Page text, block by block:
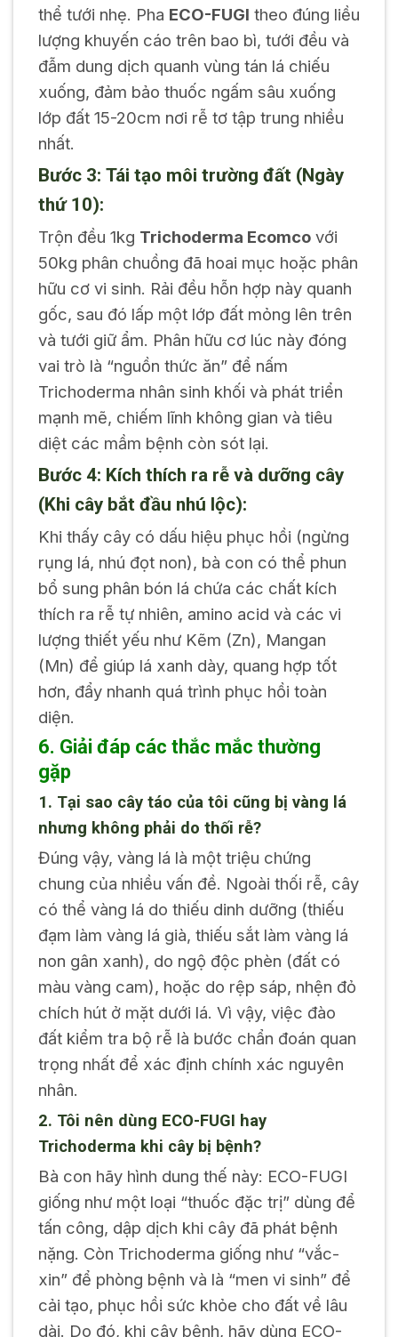
thể tưới nhẹ. Pha ECO-FUGI theo đúng liều
lượng khuyến cáo trên bao bì, tưới đều và
đẫm dung dịch quanh vùng tán lá chiếu
xuống, đảm bảo thuốc ngấm sâu xuống
lớp đất 15-20cm nơi rễ tơ tập trung nhiều
nhất.
Bước 3: Tái tạo môi trường đất (Ngày
thứ 10):
Trộn đều 1kg Trichoderma Ecomcovới
50kg phân chuồng đã hoai mục hoặc phân
hữu cơ vi sinh. Rải đều hỗn hợp này quanh
gốc, sau đó lấp một lớp đất mỏng lên trên
và tưới giữ ẩm. Phân hữu cơ lúc này đóng
vai trò là “nguồn thức ăn” để nấm
Trichoderma nhân sinh khối và phát triển
mạnh mẽ, chiếm lĩnh không gian và tiêu
diệt các mầm bệnh còn sót lại.
Bước 4: Kích thích ra rễ và dưỡng cây
(Khi cây bắt đầu nhú lộc):
Khi thấy cây có dấu hiệu phục hồi (ngừng
rụng lá, nhú đọt non), bà con có thể phun
bổ sung phân bón lá chứa các chất kích
thích ra rễ tự nhiên, amino acid và các vi
lượng thiết yếu như Kẽm (Zn), Mangan
(Mn) để giúp lá xanh dày, quang hợp tốt
hơn, đẩy nhanh quá trình phục hồi toàn
diện.
6. Giải đáp các thắc mắc thường
gặp
1. Tại sao cây táo của tôi cũng bị vàng lá
nhưng không phải do thối rễ?
Đúng vậy, vàng lá là một triệu chứng
chung của nhiều vấn đề. Ngoài thối rễ, cây
có thể vàng lá do thiếu dinh dưỡng (thiếu
đạm làm vàng lá già, thiếu sắt làm vàng lá
non gân xanh), do ngộ độc phèn (đất có
màu vàng cam), hoặc do rệp sáp, nhện đỏ
chích hút ở mặt dưới lá. Vì vậy, việc đào
đất kiểm tra bộ rễ là bước chẩn đoán quan
trọng nhất để xác định chính xác nguyên
nhân.
2. Tôi nên dùng ECO-FUGI hay
Trichoderma khi cây bị bệnh?
Bà con hãy hình dung thế này: ECO-FUGI
giống như một loại “thuốc đặc trị” dùng để
tấn công, dập dịch khi cây đã phát bệnh
nặng. Còn Trichoderma giống như “vắc-
xin” để phòng bệnh và là “men vi sinh” để
cải tạo, phục hồi sức khỏe cho đất về lâu
dài. Do đó, khi cây bệnh, hãy dùng ECO-